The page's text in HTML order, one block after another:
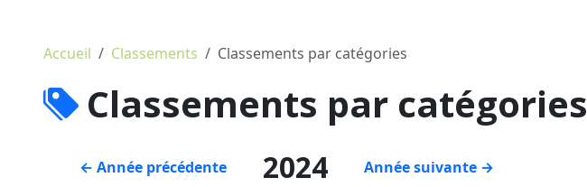
Accueil Classements Classements par catégories
Classements par catégories
← Année précédente 2024 Année suivante →